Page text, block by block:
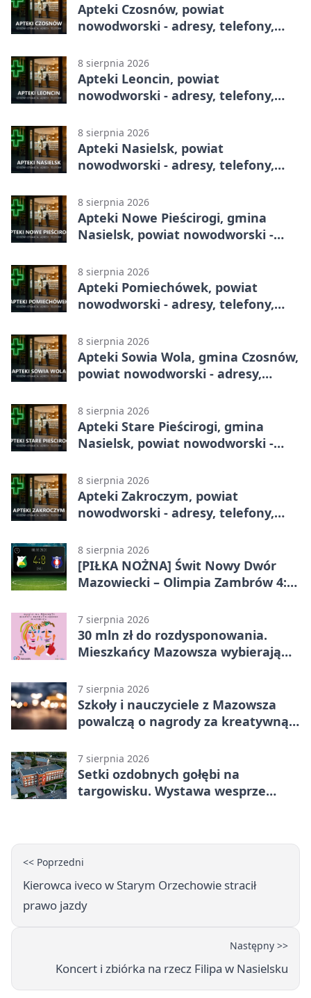
Apteki Czosnów, powiat
nowodworski - adresy, telefony,
8 sierpnia 2026
Apteki Leoncin, powiat
nowodworski - adresy, telefony,
8 sierpnia 2026
Apteki Nasielsk, powiat
nowodworski - adresy, telefony,
8 sierpnia 2026
Apteki Nowe Pieścirogi, gmina
Nasielsk, powiat nowodworski -
8 sierpnia 2026
Apteki Pomiechówek, powiat
nowodworski - adresy, telefony,
8 sierpnia 2026
Apteki Sowia Wola, gmina Czosnów,
powiat nowodworski - adresy,
8 sierpnia 2026
Apteki Stare Pieścirogi, gmina
Nasielsk, powiat nowodworski -
8 sierpnia 2026
Apteki Zakroczym, powiat
nowodworski - adresy, telefony,
8 sierpnia 2026
[PIŁKA NOŻNA] Świt Nowy Dwór
Mazowiecki – Olimpia Zambrów 4:0
Grupa 1 (Grupa I)
7 sierpnia 2026
30 mln zł do rozdysponowania.
Mieszkańcy Mazowsza wybierają
7 sierpnia 2026
Szkoły i nauczyciele z Mazowsza
powalczą o nagrody za kreatywną
7 sierpnia 2026
Setki ozdobnych gołębi na
targowisku. Wystawa wesprze
<< Poprzedni
Kierowca iveco w Starym Orzechowie stracił
prawo jazdy
Następny >>
Koncert i zbiórka na rzecz Filipa w Nasielsku